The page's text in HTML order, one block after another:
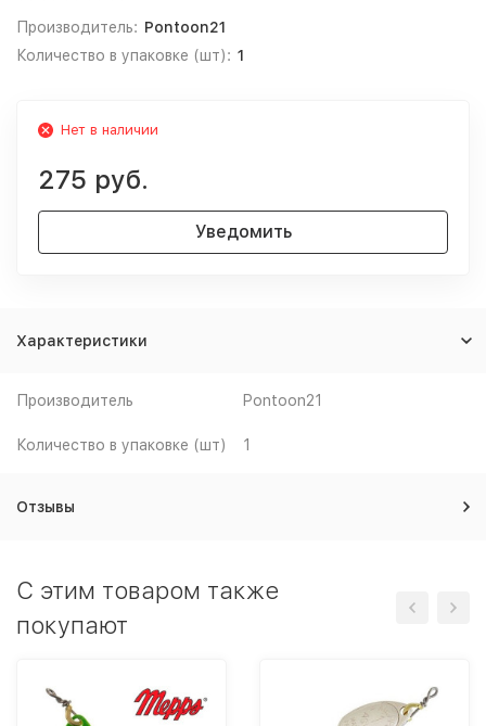
Производитель: Pontoon21
Количество в упаковке (шт): 1
Нет в наличии
275 руб.
Уведомить
Характеристики
Производитель Pontoon21
Количество в упаковке (шт) 1
Отзывы
C этим товаром также
покупают